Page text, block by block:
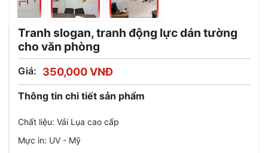
Tranh slogan, tranh động lực dán tường
cho văn phòng
Giá: 350,000 VNĐ
Thông tin chi tiết sản phẩm
Chất liệu: Vải Lụa cao cấp
Mực in: UV - Mỹ